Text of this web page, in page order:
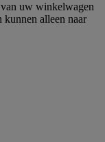
uw winkelwagen
alleen naar